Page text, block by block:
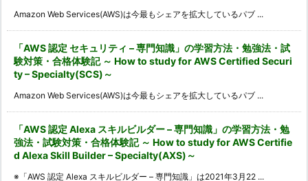
Amazon Web Services(AWS)は今最もシェアを拡大しているパブ ...
「AWS 認定 セキュリティ – 専門知識」の学習方法・勉強法・試
験対策・合格体験記 ～ How to study for AWS Certified Securi
ty – Specialty(SCS)～
Amazon Web Services(AWS)は今最もシェアを拡大しているパブ ...
「AWS 認定 Alexa スキルビルダー – 専門知識」の学習方法・勉
強法・試験対策・合格体験記 ～ How to study for AWS Certifie
d Alexa Skill Builder – Specialty(AXS)～
※「AWS 認定 Alexa スキルビルダー – 専門知識」は2021年3月22 ...